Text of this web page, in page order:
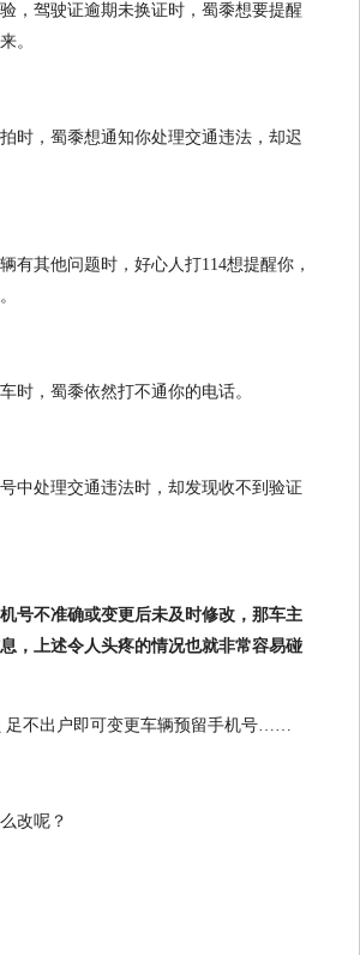
，驾驶证逾期未换证时，蜀黍想要提醒
。
时，蜀黍想通知你处理交通违法，却迟
有其他问题时，好心人打114想提醒你，
时，蜀黍依然打不通你的电话。
中处理交通违法时，却发现收不到验证
号不准确或变更后未及时修改，那车主
，上述令人头疼的情况也就非常容易碰
改呢？